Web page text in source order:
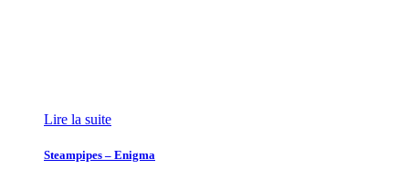
Lire la suite
Steampipes – Enigma